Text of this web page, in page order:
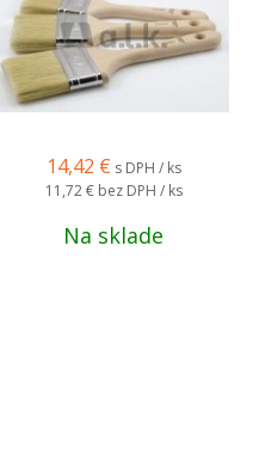
14,42 € s DPH / ks
11,72 € bez DPH / ks
Na sklade